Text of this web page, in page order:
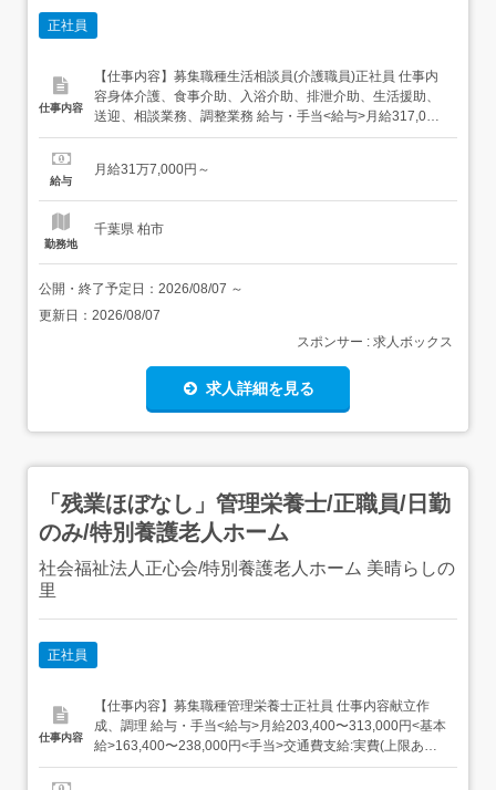
正社員
仕事内容
【仕事内容】募集職種生活相談員(介護職員)正社員 仕事内
容身体介護、食事介助、入浴介助、排泄介助、生活援助、
送迎、相談業務、調整業務 給与・手当<給与>月給317,000
円〜<手当>交通費支給:実費(上限あり)交通費支給月
従1日勤:9:00～18:00(休憩60分)2日勤:9:30～18:00(...
給与
月給31万7,000円～
勤務地
千葉県 柏市
公開・終了予定日： 2026/08/07 ～
更新日： 2026/08/07
スポンサー : 求人ボックス
求人詳細を見る
「残業ほぼなし」管理栄養士/正職員/日勤
のみ/特別養護老人ホーム
社会福祉法人正心会/特別養護老人ホーム 美晴らしの
里
正社員
仕事内容
【仕事内容】募集職種管理栄養士正社員 仕事内容献立作
成、調理 給与・手当<給与>月給203,400〜313,000円<基本
給>163,400〜238,000円<手当>交通費支給:実費(上限あり)
資格手当:10,000〜15,000円職務手当:15,000〜30,000円調